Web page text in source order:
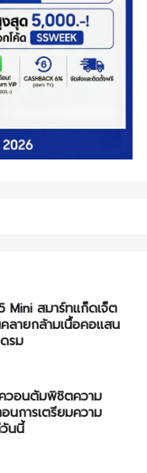
Mini สมาร์ทแก็ดเจ็ต
ายกล้ามเนื้อคอแสน
รม
วอนตัมพิชิตความ
นการเตรียมความ
นนี้